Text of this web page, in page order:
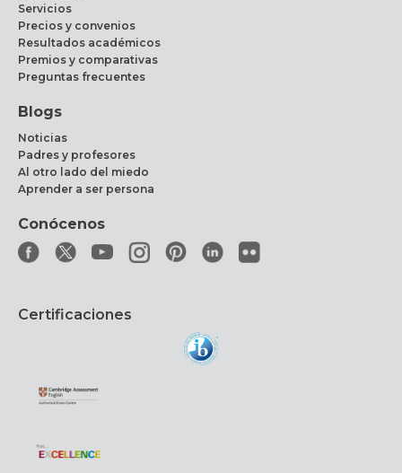
Servicios
Precios y convenios
Resultados académicos
Premios y comparativas
Preguntas frecuentes
Blogs
Noticias
Padres y profesores
Al otro lado del miedo
Aprender a ser persona
Conócenos
Certificaciones